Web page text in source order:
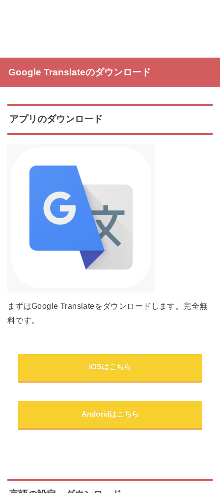
Google Translateのダウンロード
アプリのダウンロード
まずはGoogle Translateをダウンロードします。完全無
料です。
iOSはこちら
Andoridはこちら